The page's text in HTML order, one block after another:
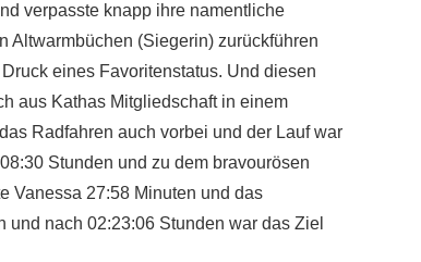
verpasste knapp ihre namentliche
Altwarmbüchen (Siegerin) zurückführen
eines Favoritenstatus. Und diesen
aus Kathas Mitgliedschaft in einem
Radfahren auch vorbei und der Lauf war
Stunden und zu dem bravourösen
Vanessa 27:58 Minuten und das
nach 02:23:06 Stunden war das Ziel